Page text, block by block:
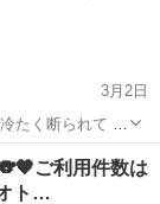
3月2日
望はコチラからどうぞ↓ https://form....
ド
ト…